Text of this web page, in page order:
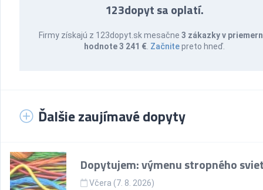
123dopyt sa oplatí.
Firmy získajú z 123dopyt.sk mesačne3 zákazky v
hodnote 3 241 € Začnitepreto hneď.
Ďalšie zaujímavé dopyty
Dopytujem: výmenu stropného
Včera (7. 8. 2026)